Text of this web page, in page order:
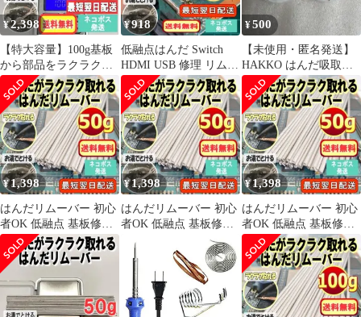
¥2,398
【特大容量】100g基板
から部品をラクラク外
せる！はんだリムーバ
ー 10u017
¥918
低融点はんだ Switch
HDMI USB 修理 リムー
バー30g03s153
¥500
【未使用・匿名発送】
HAKKO はんだ吸取線
1.5m×1.0mm 2個セット
¥1,398
はんだリムーバー 初心
者OK 低融点 基板修理
部品取り外し IC 05t028
¥1,398
はんだリムーバー 初心
者OK 低融点 基板修理
部品取り外し 50g05t042
¥1,398
はんだリムーバー 初心
者OK 低融点 基板修理
部品取り外し 50g05t027